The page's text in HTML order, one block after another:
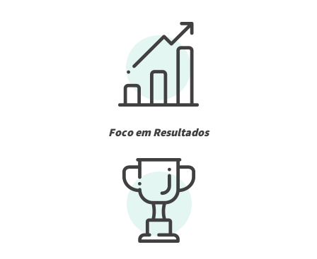
Foco em Resultados